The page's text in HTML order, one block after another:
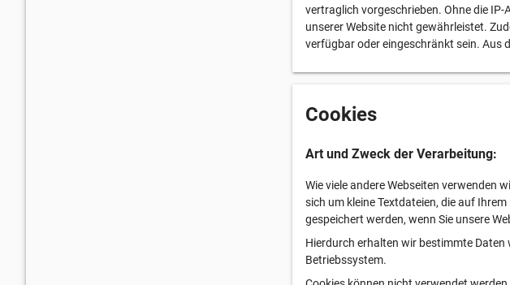
vertraglich vorgeschrieben. Ohne die
unserer Website nicht gewährleistet.
verfügbar oder eingeschränkt sein. Aus
Cookies
Art und Zweck der Verarbeitung:
Wie viele andere Webseiten verwenden
sich um kleine Textdateien, die auf
gespeichert werden, wenn Sie unsere
Hierdurch erhalten wir bestimmte Daten
Betriebssystem.